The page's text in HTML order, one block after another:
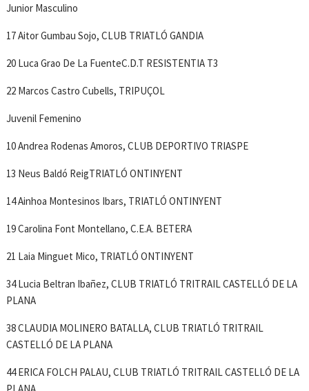
Junior Masculino
17 Aitor Gumbau Sojo, CLUB TRIATLÓ GANDIA
20 Luca Grao De La FuenteC.D.T RESISTENTIA T3
22 Marcos Castro Cubells, TRIPUÇOL
Juvenil Femenino
10 Andrea Rodenas Amoros, CLUB DEPORTIVO TRIASPE
13 Neus Baldó ReigTRIATLÓ ONTINYENT
14 Ainhoa Montesinos Ibars, TRIATLÓ ONTINYENT
19 Carolina Font Montellano, C.E.A. BETERA
21 Laia Minguet Mico, TRIATLÓ ONTINYENT
34 Lucia Beltran Ibañez, CLUB TRIATLÓ TRITRAIL CASTELLÓ DE LA
PLANA
38 CLAUDIA MOLINERO BATALLA, CLUB TRIATLÓ TRITRAIL
CASTELLÓ DE LA PLANA
44 ERICA FOLCH PALAU, CLUB TRIATLÓ TRITRAIL CASTELLÓ DE LA
PLANA